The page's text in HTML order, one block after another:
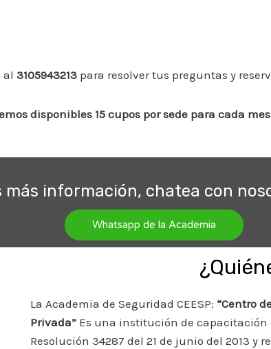
al 3105943213 para resolver tus preguntas y
disponibles 15 cupos por sede para cada
más información, chatea con
Whatsapp de la Academia
La Academia de Seguridad CEESP: “Centro
Privada”Es una institución de capacitación
Resolución 34287 del 21 de junio del 2013 y